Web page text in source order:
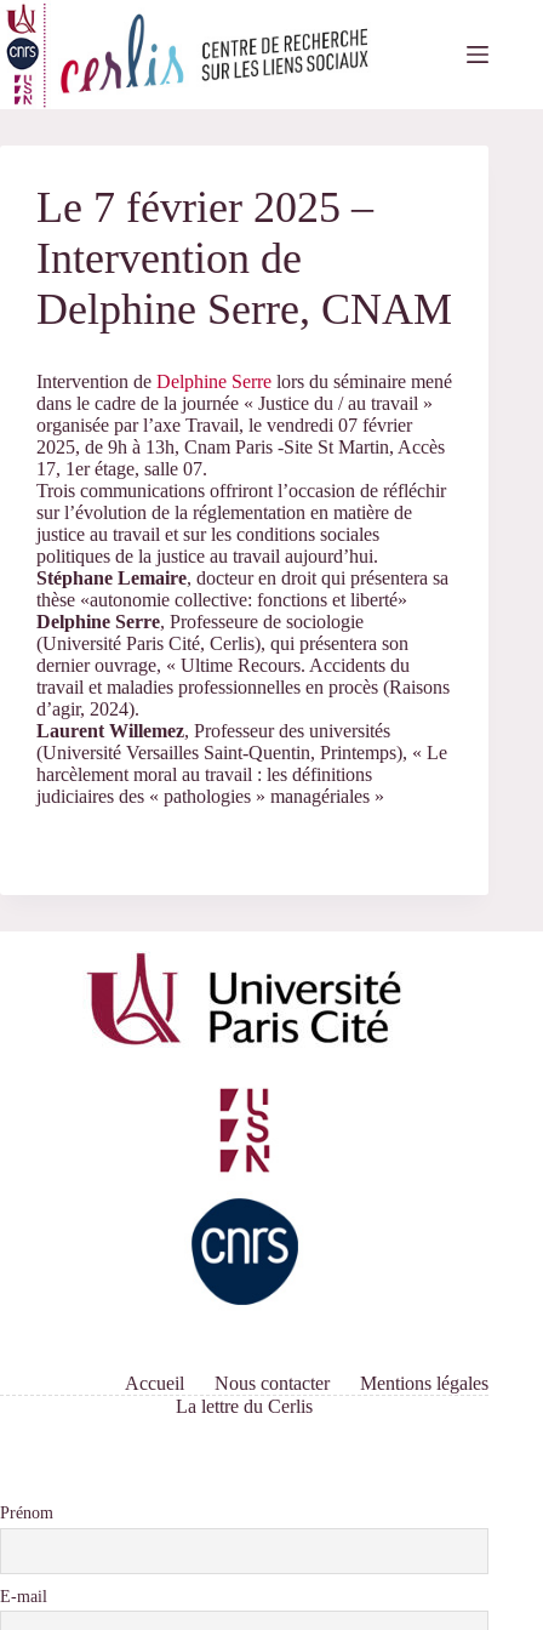
Passer
au
contenu
Le 7 février 2025 –
Intervention de
Delphine Serre, CNAM
Intervention de Delphine Serre lors du séminaire mené
dans le cadre de la journée « Justice du / au travail »
organisée par l’axe Travail, le vendredi 07 février
2025, de 9h à 13h, Cnam Paris -Site St Martin, Accès
17, 1er étage, salle 07.
Trois communications offriront l’occasion de réfléchir
sur l’évolution de la réglementation en matière de
justice au travail et sur les conditions sociales
politiques de la justice au travail aujourd’hui.
Stéphane Lemaire, docteur en droit qui présentera sa
thèse «autonomie collective: fonctions et liberté»
Delphine Serre, Professeure de sociologie
(Université Paris Cité, Cerlis), qui présentera son
dernier ouvrage, « Ultime Recours. Accidents du
travail et maladies professionnelles en procès (Raisons
d’agir, 2024).
Laurent Willemez, Professeur des universités
(Université Versailles Saint-Quentin, Printemps), « Le
harcèlement moral au travail : les définitions
judiciaires des « pathologies » managériales »
Accueil Nous contacter
Mentions légales
La lettre du Cerlis
Prénom
E-mail